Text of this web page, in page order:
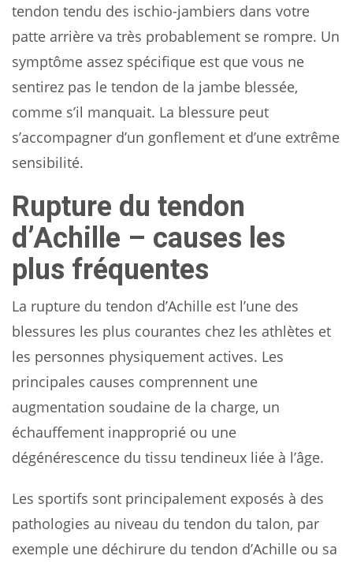
tendon tendu des ischio-jambiers dans votre
patte arrière va très probablement se rompre. Un
symptôme assez spécifique est que vous ne
sentirez pas le tendon de la jambe blessée,
comme s’il manquait. La blessure peut
s’accompagner d’un gonflement et d’une extrême
sensibilité.
Rupture du tendon
d’Achille – causes les
plus fréquentes
La rupture du tendon d’Achille est l’une des
blessures les plus courantes chez les athlètes et
les personnes physiquement actives. Les
principales causes comprennent une
augmentation soudaine de la charge, un
échauffement inapproprié ou une
dégénérescence du tissu tendineux liée à l’âge.
Les sportifs sont principalement exposés à des
pathologies au niveau du tendon du talon, par
exemple une déchirure du tendon d’Achille ou sa